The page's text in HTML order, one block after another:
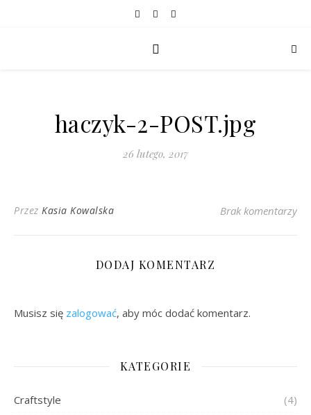
haczyk-2-POST.jpg
26 lutego, 2017
Przez Kasia Kowalska Brak komentarzy
DODAJ KOMENTARZ
Musisz się zalogować, aby móc dodać komentarz.
KATEGORIE
Craftstyle (4)